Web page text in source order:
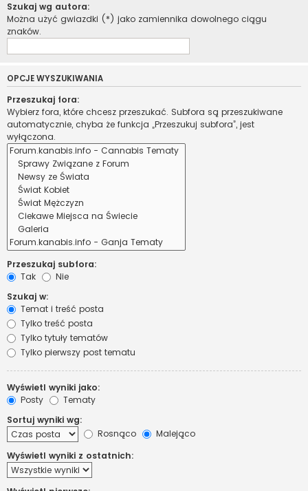
Szukaj wg autora:
Można użyć gwiazdki (*) jako zamiennika dowolnego ciągu
znaków.
OPCJE WYSZUKIWANIA
Przeszukaj fora:
Wybierz fora, które chcesz przeszukać. Subfora są przeszukiwane
automatycznie, chyba że funkcja „Przeszukuj subfora”, jest
wyłączona.
Przeszukaj subfora:
Tak
Nie
Szukaj w:
Temat i treść posta
Tylko treść posta
Tylko tytuły tematów
Tylko pierwszy post tematu
Wyświetl wyniki jako:
Posty
Tematy
Sortuj wyniki wg:
Rosnąco
Malejąco
Wyświetl wyniki z ostatnich: